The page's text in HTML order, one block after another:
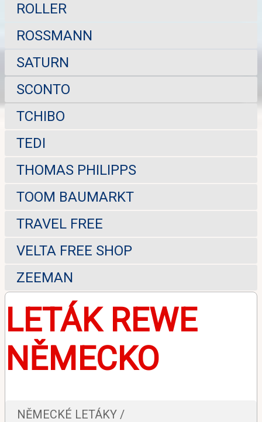
ROLLER
ROSSMANN
SATURN
SCONTO
TCHIBO
TEDI
THOMAS PHILIPPS
TOOM BAUMARKT
TRAVEL FREE
VELTA FREE SHOP
ZEEMAN
LETÁK REWE
NĚMECKO
NĚMECKÉ LETÁKY /